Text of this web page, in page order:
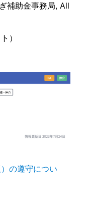
補助金事務局, All
）
の遵守につい